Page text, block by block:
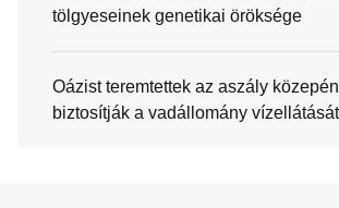
tölgyeseinek genetikai öröksége
Oázist teremtettek az aszály
biztosítják a vadállomány vízellátását